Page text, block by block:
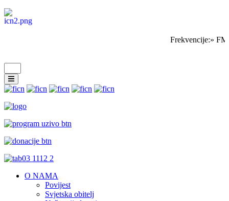
Frekvencije:»
O NAMA
Povijest
Svjetska obitelj